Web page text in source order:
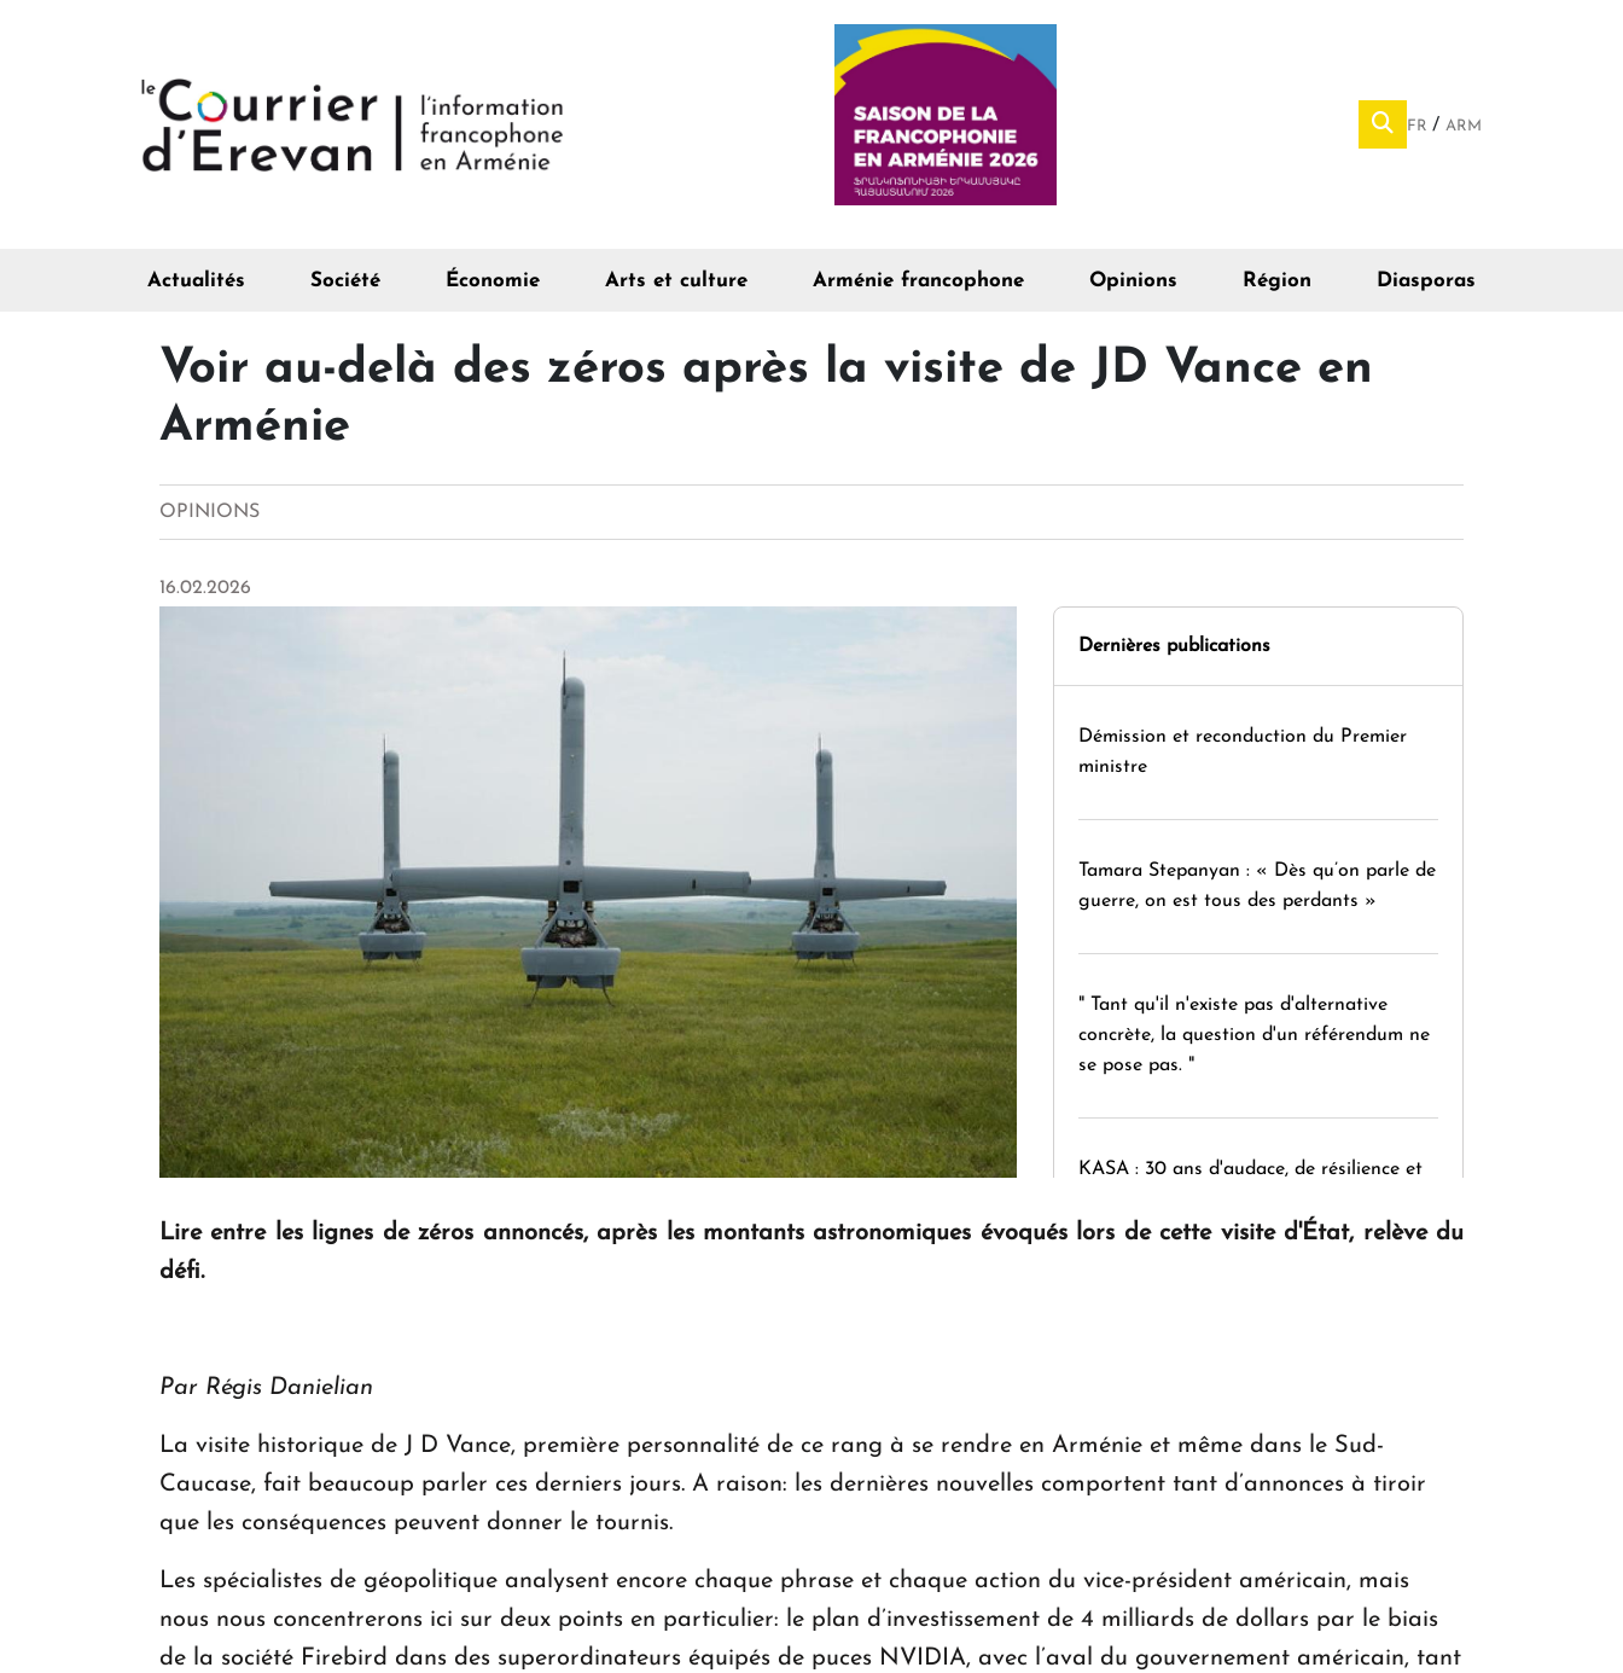
FR ARM
Actualités Société Économie Arts et culture Arménie francophone Opinions Région Diasporas
Voir au-delà des zéros après la visite de JD Vance en
Arménie
OPINIONS
16.02.2026
Dernières publications
Démission et reconduction du Premier
ministre
Tamara Stepanyan : « Dès qu’on parle de
guerre, on est tous des perdants »
" Tant qu'il n'existe pas d'alternative
concrète, la question d'un référendum ne
se pose pas. "
KASA : 30 ans d'audace, de résilience et
Lire entre les lignes de zéros annoncés, après les montants astronomiques évoqués lors de cette visite d'État, relève du
défi.
Par Régis Danielian
La visite historique de J D Vance, première personnalité de ce rang à se rendre en Arménie et même dans le Sud-
Caucase, fait beaucoup parler ces derniers jours. A raison: les dernières nouvelles comportent tant d’annonces à tiroir
que les conséquences peuvent donner le tournis.
Les spécialistes de géopolitique analysent encore chaque phrase et chaque action du vice-président américain, mais
nous nous concentrerons ici sur deux points en particulier: le plan d’investissement de 4 milliards de dollars par le biais
de la société Firebird dans des superordinateurs équipés de puces NVIDIA, avec l’aval du gouvernement américain, tant